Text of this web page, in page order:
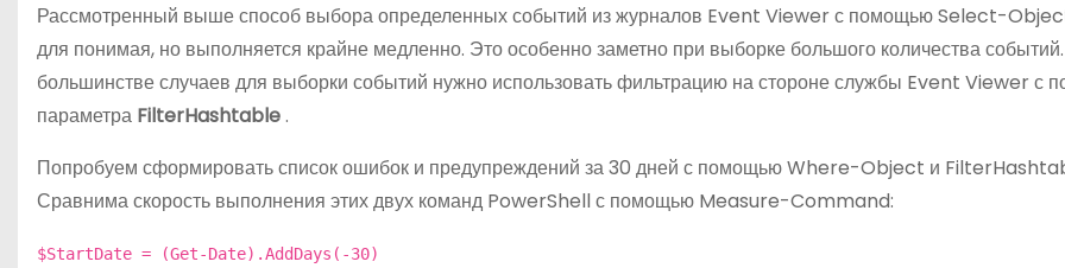
Рассмотренный выше способ выбора определенных событий из журналов Event Viewer с помощью Select-
для понимая, но выполняется крайне медленно. Это особенно заметно при выборке большого количества
большинстве случаев для выборки событий нужно использовать фильтрацию на стороне службы Event Viewer с
параметра FilterHashtable.
Попробуем сформировать список ошибок и предупреждений за 30 дней с помощью Where-Object и
Сравнима скорость выполнения этих двух команд PowerShell с помощью Measure-Command:
$StartDate = (Get-Date).AddDays(-30)